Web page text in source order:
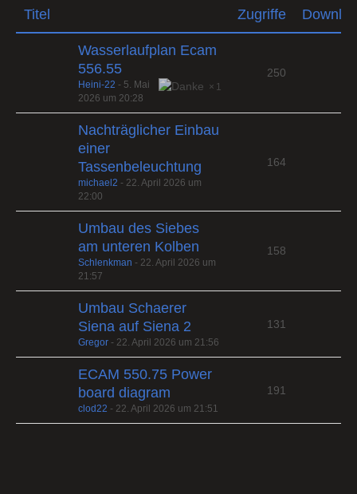
Titel Zugriffe
Wasserlaufplan Ecam
556.55
1
Heini-22 - 5. Mai
2026 um 20:28
250
Nachträglicher Einbau
einer
Tassenbeleuchtung
michael2 - 22. April 2026 um
22:00
164
Umbau des Siebes
am unteren Kolben
Schlenkman - 22. April 2026 um
21:57
158
Umbau Schaerer
Siena auf Siena 2
Gregor - 22. April 2026 um 21:56
131
ECAM 550.75 Power
board diagram
clod22 - 22. April 2026 um 21:51
191